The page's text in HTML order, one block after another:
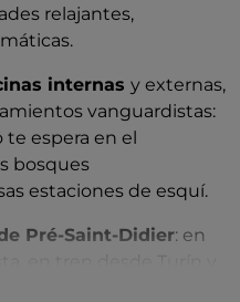
relajantes,
internas y externas,
vanguardistas:
espera en el
bosques
estaciones de esquí.
Pré-Saint-Didier: en